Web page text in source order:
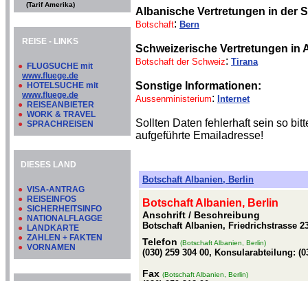
(Tarif Amerika)
REISE - LINKS
● FLUGSUCHE mit
www.fluege.de
● HOTELSUCHE mit
www.fluege.de
● REISEANBIETER
● WORK & TRAVEL
● SPRACHREISEN
DIESES LAND
● VISA-ANTRAG
● REISEINFOS
● SICHERHEITSINFO
● NATIONALFLAGGE
● LANDKARTE
● ZAHLEN + FAKTEN
● VORNAMEN
Albanische Vertretungen in der
Botschaft: Bern
Schweizerische Vertretungen in
Botschaft der Schweiz: Tirana
Sonstige Informationen:
Aussenministerium: Internet
Sollten Daten fehlerhaft sein so
aufgeführte Emailadresse!
Botschaft Albanien, Berlin
Botschaft Albanien, Berlin
Anschrift / Beschreibung
Botschaft Albanien, Friedrichstrasse
Telefon (Botschaft Albanien, Berlin)
(030) 259 304 00, Konsularabteilung:
Fax (Botschaft Albanien, Berlin)